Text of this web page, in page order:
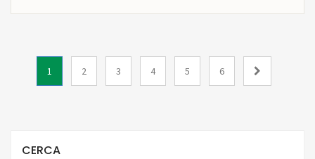
1 2 3 4 5 6
CERCA